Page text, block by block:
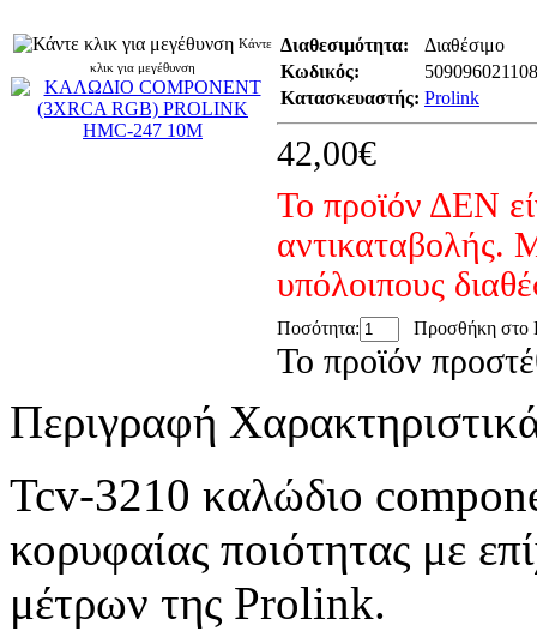
Κάντε
κλικ για μεγέθυνση
Διαθεσιμότητα:
Διαθέσιμο
Κωδικός:
509096021108
Κατασκευαστής: Prolink
42,00€
Το προϊόν ΔΕΝ
αντικαταβολής.
υπόλοιπους
Ποσότητα: Προσθήκη στο
Το προϊόν
Περιγραφή
Tcv-3210 καλώδιο
κορυφαίας ποιότητας με
μέτρων της Prolink.